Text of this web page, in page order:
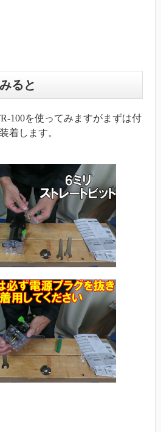
ると
100を使ってみますがまずは付
着します。